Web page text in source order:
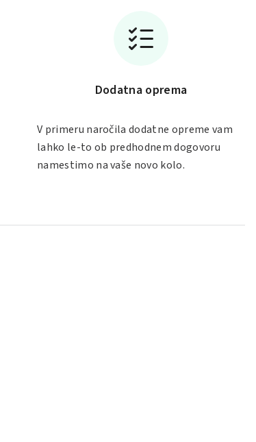
Dodatna oprema
V primeru naročila dodatne opreme vam
lahko le-to ob predhodnem dogovoru
namestimo na vaše novo kolo.